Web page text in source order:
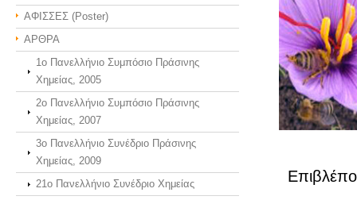
ΑΦΙΣΣΕΣ (Poster)
ΑΡΘΡΑ
1ο Πανελλήνιο Συμπόσιο Πράσινης
Χημείας, 2005
2ο Πανελλήνιο Συμπόσιο Πράσινης
Χημείας, 2007
3o Πανελλήνιο Συνέδριο Πράσινης
Χημείας, 2009
21o Πανελλήνιο Συνέδριο Χημείας